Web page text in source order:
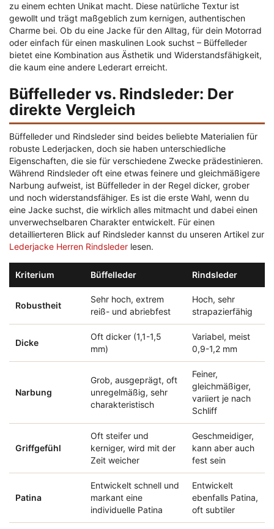
zu einem echten Unikat macht. Diese natürliche Textur ist
gewollt und trägt maßgeblich zum kernigen, authentischen
Charme bei. Ob du eine Jacke für den Alltag, für dein Motorrad
oder einfach für einen maskulinen Look suchst – Büffelleder
bietet eine Kombination aus Ästhetik und Widerstandsfähigkeit,
die kaum eine andere Lederart erreicht.
Büffelleder vs. Rindsleder: Der
direkte Vergleich
Büffelleder und Rindsleder sind beides beliebte Materialien für
robuste Lederjacken, doch sie haben unterschiedliche
Eigenschaften, die sie für verschiedene Zwecke prädestinieren.
Während Rindsleder oft eine etwas feinere und gleichmäßigere
Narbung aufweist, ist Büffelleder in der Regel dicker, grober
und noch widerstandsfähiger. Es ist die erste Wahl, wenn du
eine Jacke suchst, die wirklich alles mitmacht und dabei einen
unverwechselbaren Charakter entwickelt. Für einen
detaillierteren Blick auf Rindsleder kannst du unseren Artikel zur
Lederjacke Herren Rindsleder lesen.
Kriterium Büffelleder Rindsleder
Robustheit
Sehr hoch, extrem
reiß- und abriebfest
Hoch, sehr
strapazierfähig
Dicke
Oft dicker (1,1-1,5
mm)
Variabel, meist
0,9-1,2 mm
Narbung
Grob, ausgeprägt, oft
unregelmäßig, sehr
charakteristisch
Feiner,
gleichmäßiger,
variiert je nach
Schliff
Griffgefühl
Oft steifer und
kerniger, wird mit der
Zeit weicher
Geschmeidiger,
kann aber auch
fest sein
Patina
Entwickelt schnell und
markant eine
individuelle Patina
Entwickelt
ebenfalls Patina,
oft subtiler